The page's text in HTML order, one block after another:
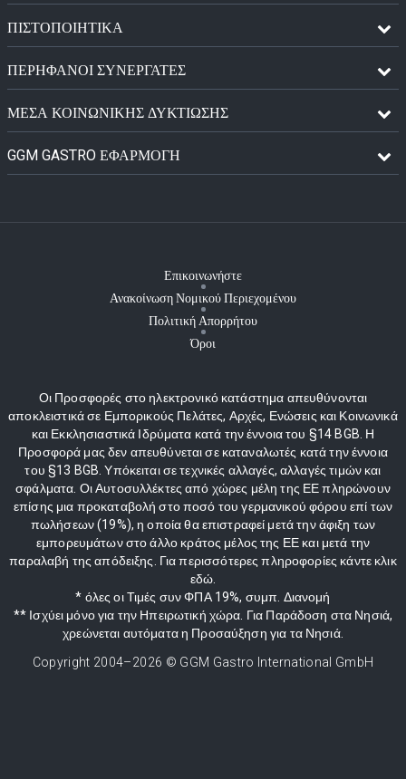
ΠΙΣΤΟΠΟΙΗΤΙΚΆ
ΠΕΡΉΦΑΝΟΙ ΣΥΝΕΡΓΆΤΕΣ
ΜΈΣΑ ΚΟΙΝΩΝΙΚΉΣ ΔΥΚΤΊΩΣΗΣ
GGM GASTRO ΕΦΑΡΜΟΓΉ
Επικοινωνήστε
Ανακοίνωση Νομικού Περιεχομένου
Πολιτική Απορρήτου
Όροι
Οι Προσφορές στο ηλεκτρονικό κατάστημα απευθύνονται
αποκλειστικά σε Εμπορικούς Πελάτες, Αρχές, Ενώσεις και Κοινωνικά
και Εκκλησιαστικά Ιδρύματα κατά την έννοια του §14 BGB. Η
Προσφορά μας δεν απευθύνεται σε καταναλωτές κατά την έννοια
του §13 BGB. Υπόκειται σε τεχνικές αλλαγές, αλλαγές τιμών και
σφάλματα. Οι Αυτοσυλλέκτες από χώρες μέλη της ΕΕ πληρώνουν
επίσης μια προκαταβολή στο ποσό του γερμανικού φόρου επί των
πωλήσεων (19%), η οποία θα επιστραφεί μετά την άφιξη των
εμπορευμάτων στο άλλο κράτος μέλος της ΕΕ και μετά την
παραλαβή της απόδειξης. Για περισσότερες πληροφορίες κάντε κλικ
εδώ.
* όλες οι Τιμές συν ΦΠΑ 19%, συμπ. Διανομή
** Ισχύει μόνο για την Ηπειρωτική χώρα. Για Παράδοση στα Νησιά,
χρεώνεται αυτόματα η Προσαύξηση για τα Νησιά.
Copyright 2004–2026 © GGM Gastro International GmbH